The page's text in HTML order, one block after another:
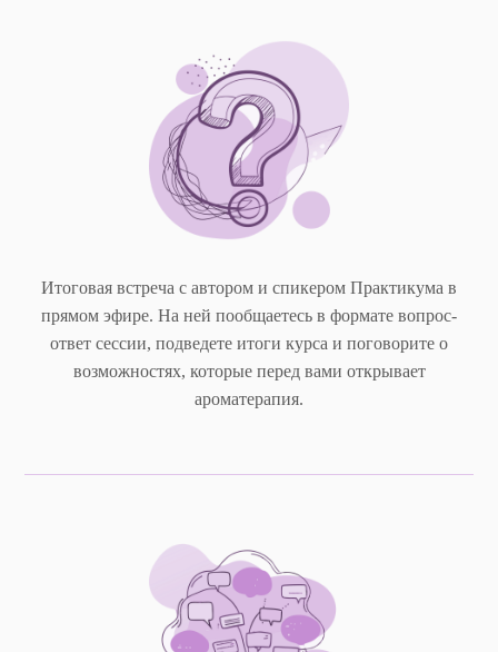
Итоговая встреча с автором и спикером Практикума в
прямом эфире. На ней пообщаетесь в формате вопрос-
ответ сессии, подведете итоги курса и поговорите о
возможностях, которые перед вами открывает
ароматерапия.